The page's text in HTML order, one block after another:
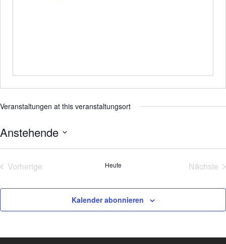
Veranstaltungen at this veranstaltungsort
Anstehende
Datum
Vorherige
Heute
Nächste
Kalender abonnieren